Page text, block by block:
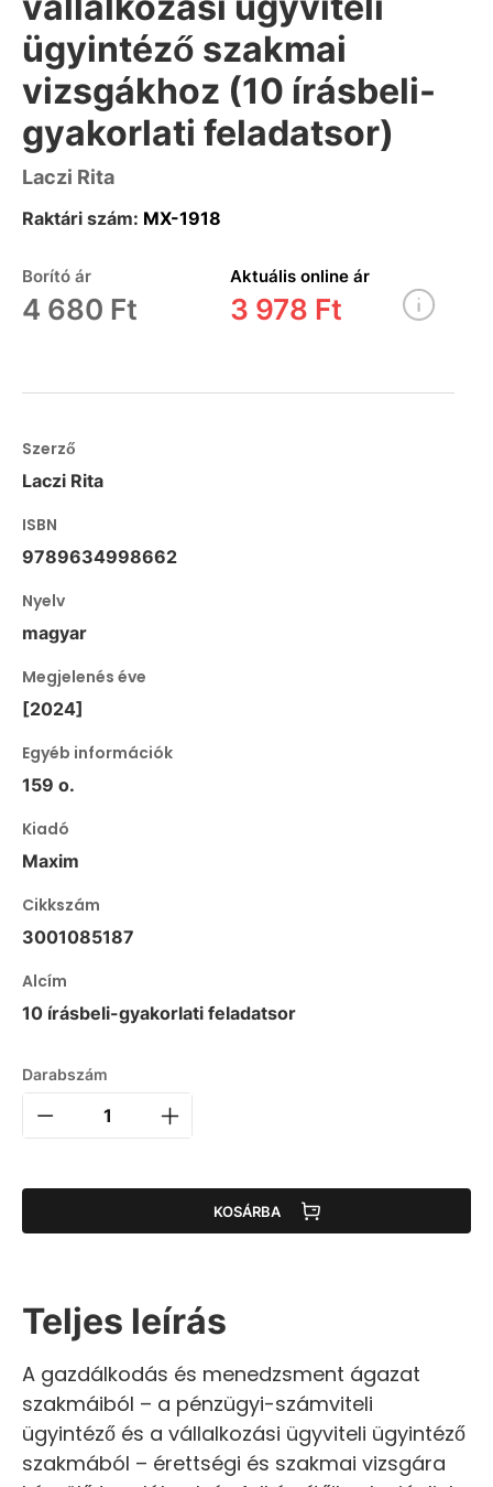
ügyintéző szakmai
vizsgákhoz (10 írásbeli-
gyakorlati feladatsor)
Laczi Rita
Raktári szám: MX-1918
Borító ár
4 680 Ft
Aktuális online ár
3 978 Ft
Szerző
Laczi Rita
ISBN
9789634998662
Nyelv
magyar
Megjelenés éve
[2024]
Egyéb információk
159 o.
Kiadó
Maxim
Cikkszám
3001085187
Alcím
10 írásbeli-gyakorlati feladatsor
Darabszám
KOSÁRBA
Teljes leírás
A gazdálkodás és menedzsment ágazat
szakmáiból – a pénzügyi-számviteli
ügyintéző és a vállalkozási ügyviteli ügyintéző
szakmából – érettségi és szakmai vizsgára